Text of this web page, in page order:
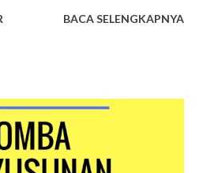
suatu lomba. Surat
sekolah, ditandatangani
cap. Berikut ini merupakan
yang belum ditandatangani
BACA SELENGKAPNYA